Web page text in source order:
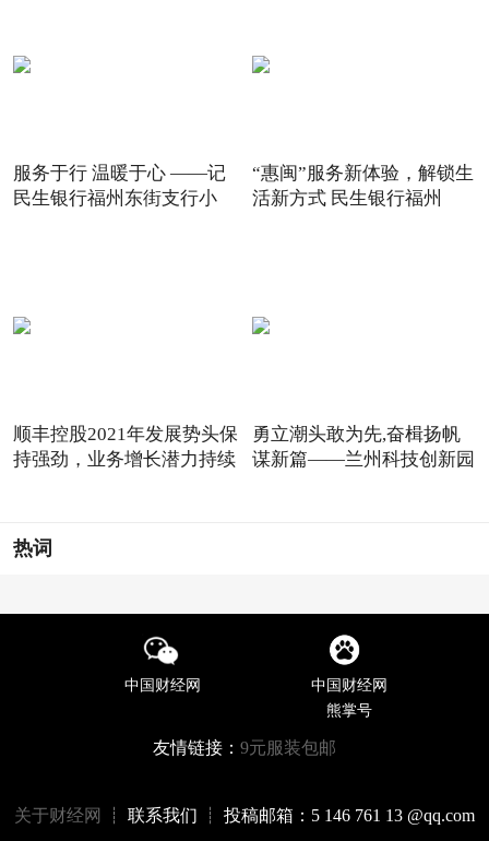
服务于行 温暖于心 ——记
民生银行福州东街支行小
“惠闽”服务新体验，解锁生
活新方式 民生银行福州
顺丰控股2021年发展势头保
持强劲，业务增长潜力持续
勇立潮头敢为先,奋楫扬帆
谋新篇——兰州科技创新园
热词
中国财经网
中国财经网
熊掌号
友情链接： 9元服装包邮
关于财经网 ┊ 联系我们 ┊ 投稿邮箱：5 146 761 13 @qq.com